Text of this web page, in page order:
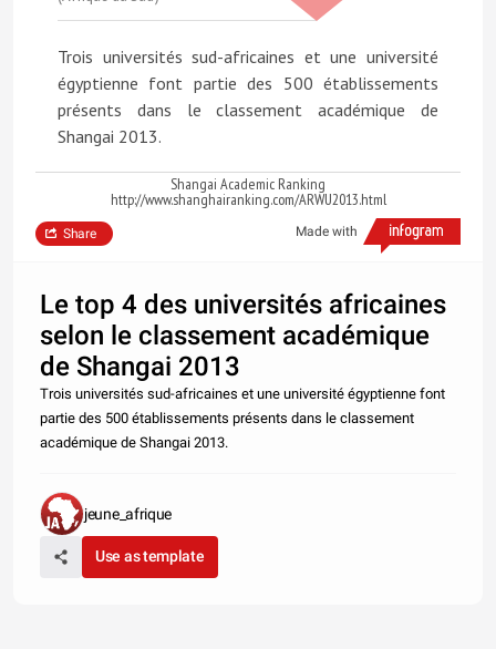
Trois universités sud-africaines et une université
égyptienne font partie des 500 établissements
présents dans le classement académique de
Shangai 2013.
Shangai Academic Ranking
http://www.shanghairanking.com/ARWU2013.html
Made with
Share
Le top 4 des universités africaines
selon le classement académique
de Shangai 2013
Trois universités sud-africaines et une université égyptienne font
partie des 500 établissements présents dans le classement
académique de Shangai 2013.
jeune_afrique
Use as template